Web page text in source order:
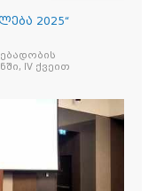
2025“
IV ქვეით